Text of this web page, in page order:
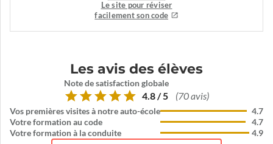
Le site pour réviser
facilement son code
Les avis des élèves
Note de satisfaction globale
4.8 / 5 (70 avis)
Vos premières visites à notre auto-école
Votre formation au code
Votre formation à la conduite
4.7
4.7
4.9